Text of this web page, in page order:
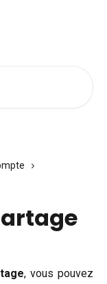
, vous pouvez